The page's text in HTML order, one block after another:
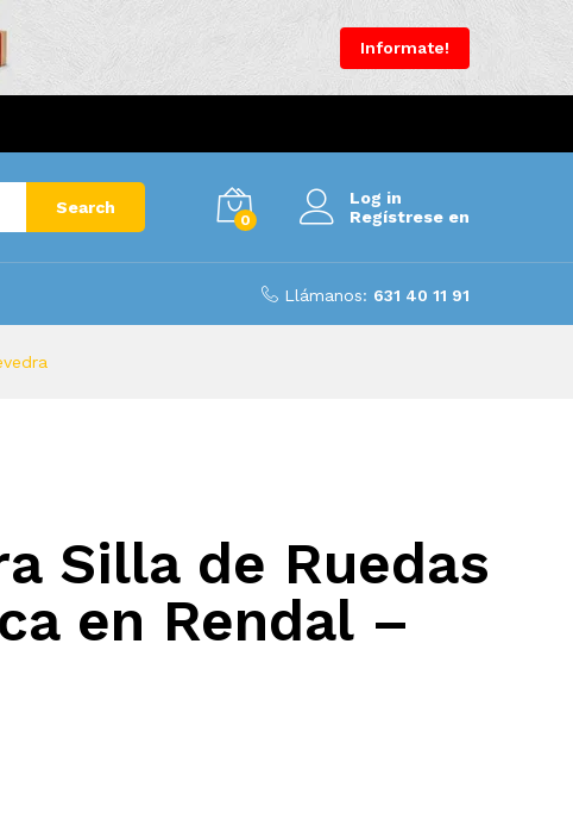
Informate!
Search
0
Log in
Regístrese en
Llámanos: 631 40 11 91
Silla de Ruedas
en Rendal –